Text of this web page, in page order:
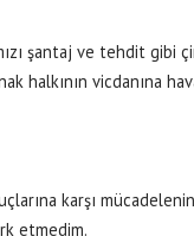
şantaj ve tehdit gibi
halkının vicdanına
karşı
etmedim.